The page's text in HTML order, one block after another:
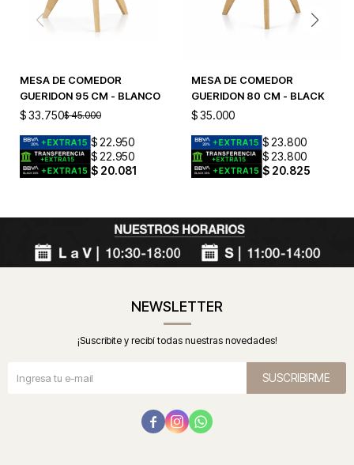
MESA DE COMEDOR
GUERIDON 95 CM - BLANCO
$33.750$ 45.000
$ 22.950
$ 22.950
$ 20.081
MESA DE COMEDOR
GUERIDON 80 CM - BLACK
$ 35.000
$ 23.800
$ 23.800
$ 20.825
NEWSLETTER
¡Suscribite y recibí todas nuestras novedades!
SUSCRIBIRME
  